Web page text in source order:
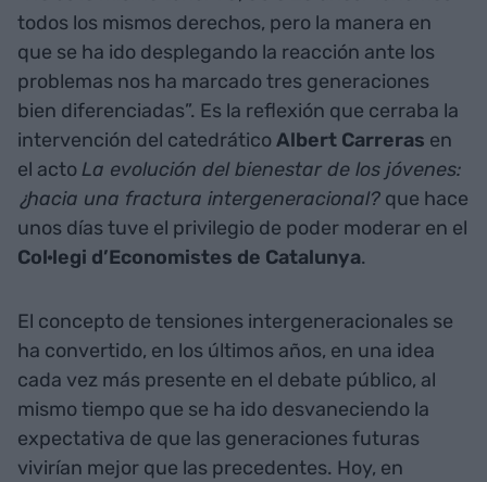
todos los mismos derechos, pero la manera en
que se ha ido desplegando la reacción ante los
problemas nos ha marcado tres generaciones
bien diferenciadas”. Es la reflexión que cerraba la
intervención del catedráticoAlbert Carreras en
el actoLa evolución del bienestar de los jóvenes:
¿hacia una fractura intergeneracional? que hace
unos días tuve el privilegio de poder moderar en el
Col·legi d’Economistes de Catalunya.
El concepto de tensiones intergeneracionales se
ha convertido, en los últimos años, en una idea
cada vez más presente en el debate público, al
mismo tiempo que se ha ido desvaneciendo la
expectativa de que las generaciones futuras
vivirían mejor que las precedentes. Hoy, en